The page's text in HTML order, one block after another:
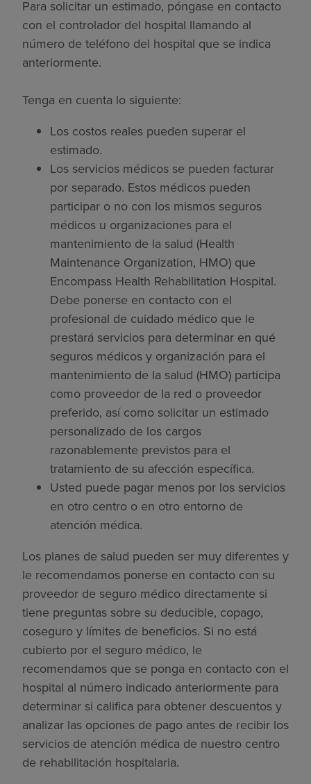
Para solicitar un estimado, póngase en contacto
con el controlador del hospital llamando al
número de teléfono del hospital que se indica
anteriormente.
Tenga en cuenta lo siguiente:
Los costos reales pueden superar el
estimado.
Los servicios médicos se pueden facturar
por separado. Estos médicos pueden
participar o no con los mismos seguros
médicos u organizaciones para el
mantenimiento de la salud (Health
Maintenance Organization, HMO) que
Encompass Health Rehabilitation Hospital.
Debe ponerse en contacto con el
profesional de cuidado médico que le
prestará servicios para determinar en qué
seguros médicos y organización para el
mantenimiento de la salud (HMO) participa
como proveedor de la red o proveedor
preferido, así como solicitar un estimado
personalizado de los cargos
razonablemente previstos para el
tratamiento de su afección específica.
Usted puede pagar menos por los servicios
en otro centro o en otro entorno de
atención médica.
Los planes de salud pueden ser muy diferentes y
le recomendamos ponerse en contacto con su
proveedor de seguro médico directamente si
tiene preguntas sobre su deducible, copago,
coseguro y límites de beneficios. Si no está
cubierto por el seguro médico, le
recomendamos que se ponga en contacto con el
hospital al número indicado anteriormente para
determinar si califica para obtener descuentos y
analizar las opciones de pago antes de recibir los
servicios de atención médica de nuestro centro
de rehabilitación hospitalaria.